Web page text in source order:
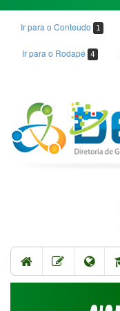
Ir para o Conteudo 1
Ir para o Rodapé 4